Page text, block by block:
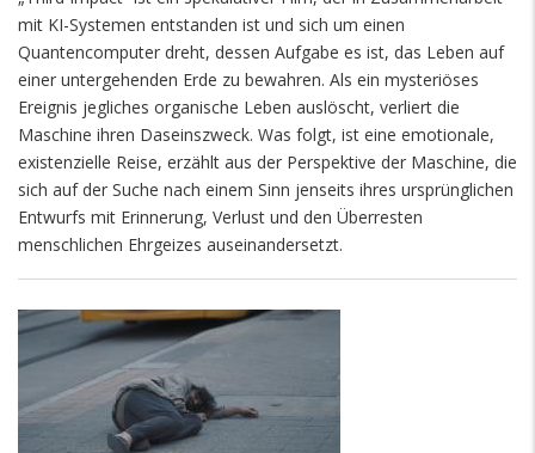
mit KI-Systemen entstanden ist und sich um einen
Quantencomputer dreht, dessen Aufgabe es ist, das Leben auf
einer untergehenden Erde zu bewahren. Als ein mysteriöses
Ereignis jegliches organische Leben auslöscht, verliert die
Maschine ihren Daseinszweck. Was folgt, ist eine emotionale,
existenzielle Reise, erzählt aus der Perspektive der Maschine, die
sich auf der Suche nach einem Sinn jenseits ihres ursprünglichen
Entwurfs mit Erinnerung, Verlust und den Überresten
menschlichen Ehrgeizes auseinandersetzt.